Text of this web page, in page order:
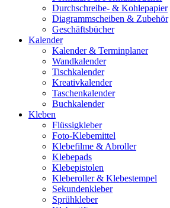
Durchschreibe- & Kohlepapier
Diagrammscheiben & Zubehör
Geschäftsbücher
Kalender
Kalender & Terminplaner
Wandkalender
Tischkalender
Kreativkalender
Taschenkalender
Buchkalender
Kleben
Flüssigkleber
Foto-Klebemittel
Klebefilme & Abroller
Klebepads
Klebepistolen
Kleberoller & Klebestempel
Sekundenkleber
Sprühkleber